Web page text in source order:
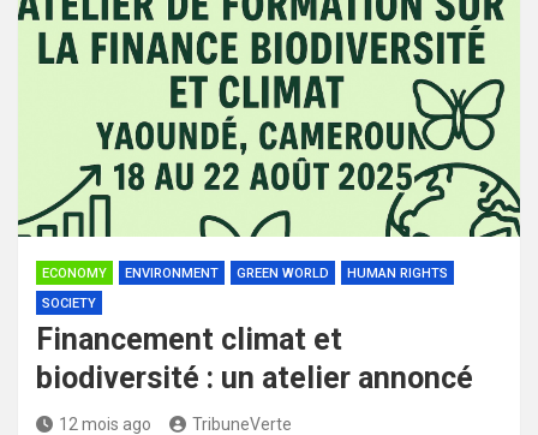
ECONOMY ENVIRONMENT GREEN WORLD
HUMAN RIGHTS
SOCIETY
Financement climat et
biodiversité : un atelier annoncé
12 mois ago TribuneVerte